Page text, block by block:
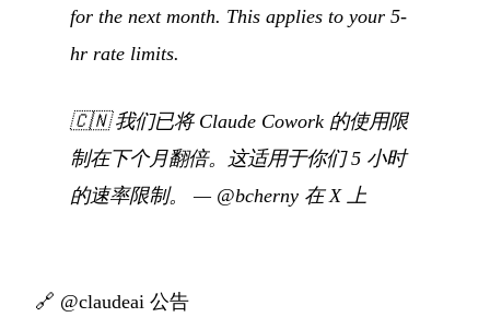
for the next month. This applies to your 5-
hr rate limits.
🇨🇳我们已将 Claude Cowork 的使用限
制在下个月翻倍。这适用于你们 5 小时
的速率限制。
— @bcherny 在 X 上
🔗 @claudeai 公告